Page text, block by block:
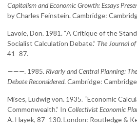
Capitalism and Economic Growth: Essays
by Charles Feinstein. Cambridge:
Lavoie, Don. 1981. “A Critique of the
Socialist Calculation Debate.” The Journal
41–87.
———. 1985. Rivarly and Central Planning:
Debate Reconsidered. Cambridge:
Mises, Ludwig von. 1935. “Economic
Commonwealth.” In Collectivist Economic
A. Hayek, 87–130. London: Routledge &